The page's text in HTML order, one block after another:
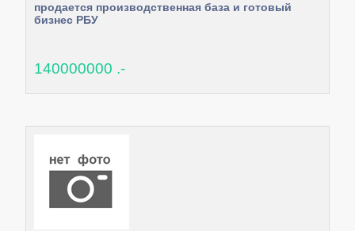
продается производственная база и готовый
бизнес РБУ
140000000 .-